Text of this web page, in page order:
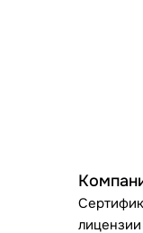
лицензии